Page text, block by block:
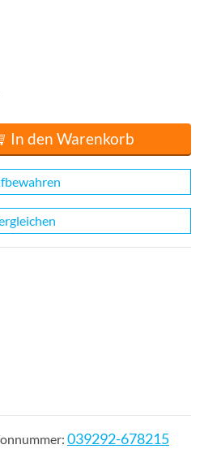
In den Warenkorb
039292-678215